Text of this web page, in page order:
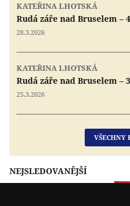
KATEŘINA LHOTSKÁ
Rudá záře nad Bruselem –
28.3.2026
KATEŘINA LHOTSKÁ
Rudá záře nad Bruselem –
25.3.2026
VŠECHNY
NEJSLEDOVANĚJŠÍ